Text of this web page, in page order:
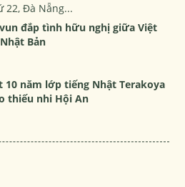
22, Đà Nẵng...
đắp tình hữu nghị giữa Việt
Bản
10 năm lớp tiếng Nhật Terakoya
thiếu nhi Hội An